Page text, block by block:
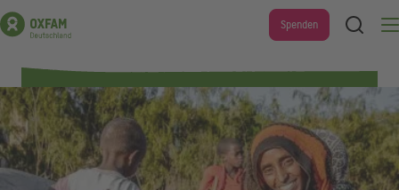
Direkt
zum
Spenden Suche